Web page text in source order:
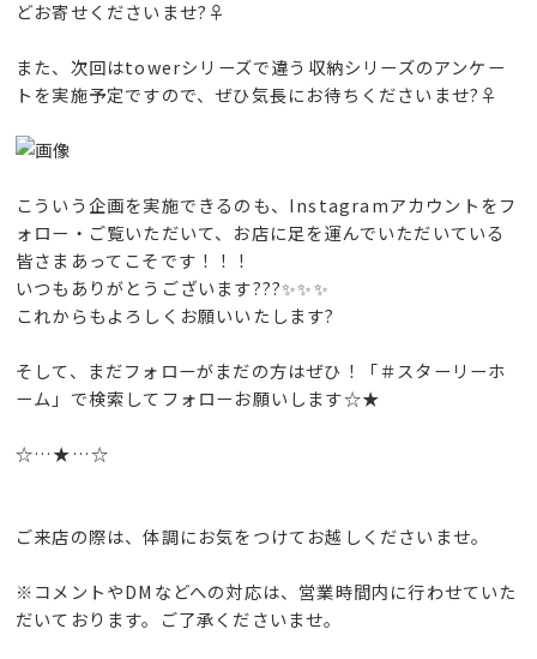
どお寄せくださいませ?‍♀️
また、次回はtowerシリーズで違う収納シリーズのアンケー
トを実施予定ですので、ぜひ気長にお待ちくださいませ?‍♀️
こういう企画を実施できるのも、Instagramアカウントをフ
ォロー・ご覧いただいて、お店に足を運んでいただいている
皆さまあってこそです！！！
いつもありがとうございます???✨✨✨
これからもよろしくお願いいたします?
そして、まだフォローがまだの方はぜひ！「＃スターリーホ
ーム」で検索してフォローお願いします☆★
☆…★…☆
ご来店の際は、体調にお気をつけてお越しくださいませ。
※コメントやDMなどへの対応は、営業時間内に行わせていた
だいております。ご了承くださいませ。